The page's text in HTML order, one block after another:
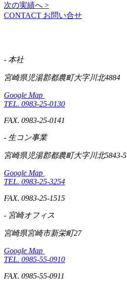
次の実績へ >
CONTACT お問い合せ
- 本社
宮崎県児湯郡都農町大字川北4884
Google Map
TEL. 0983-25-0130
FAX. 0983-25-0141
- 生コン事業
宮崎県児湯郡都農町大字川北5843-5
Google Map
TEL. 0983-25-3254
FAX. 0983-25-1515
- 宮崎オフィス
宮崎県宮崎市新栄町27
Google Map
TEL. 0985-55-0910
FAX. 0985-55-0911